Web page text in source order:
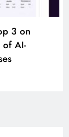
3 on
of AI-